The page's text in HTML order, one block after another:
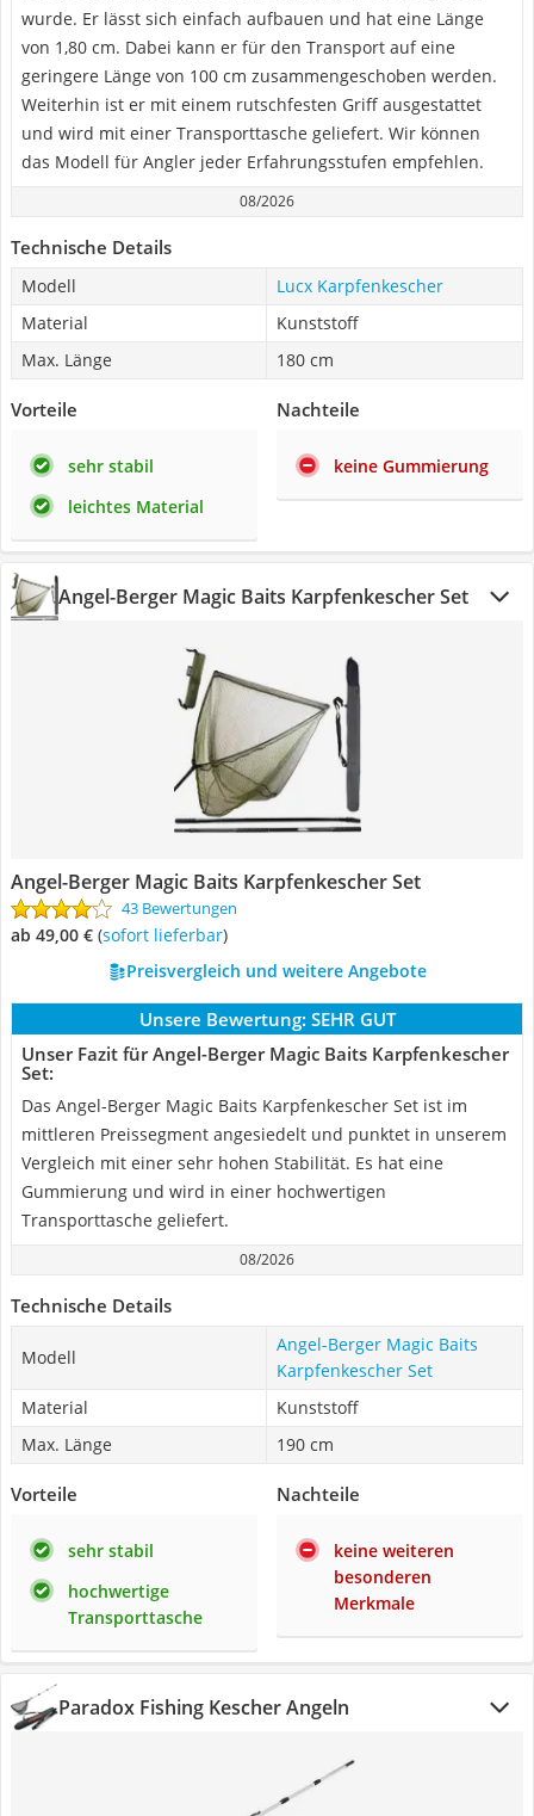
wurde. Er lässt sich einfach aufbauen und hat eine Länge
von 1,80 cm. Dabei kann er für den Transport auf eine
geringere Länge von 100 cm zusammengeschoben werden.
Weiterhin ist er mit einem rutschfesten Griff ausgestattet
und wird mit einer Transporttasche geliefert. Wir können
das Modell für Angler jeder Erfahrungsstufen empfehlen.
08/2026
Technische Details
Modell
Lucx Karpfenkescher
Material
Kunststoff
Max. Länge
180 cm
Vorteile
sehr stabil
leichtes Material
Nachteile
keine Gummierung
Angel-Berger Magic Baits Karpfenkescher Set
Angel-Berger Magic Baits Karpfenkescher Set
43 Bewertungen
ab 49,00 € ( Sofort lieferbar)
Preisvergleich und weitere Angebote
Unsere Bewertung: SEHR GUT
Unser Fazit für Angel-Berger Magic Baits Karpfenkescher
Set:
Das Angel-Berger Magic Baits Karpfenkescher Set ist im
mittleren Preissegment angesiedelt und punktet in unserem
Vergleich mit einer sehr hohen Stabilität. Es hat eine
Gummierung und wird in einer hochwertigen
Transporttasche geliefert.
08/2026
Technische Details
Modell
Angel-Berger Magic Baits
Karpfenkescher Set
Material
Kunststoff
Max. Länge
190 cm
Vorteile
sehr stabil
hochwertige
Transporttasche
Nachteile
keine weiteren
besonderen
Merkmale
Paradox Fishing Kescher Angeln